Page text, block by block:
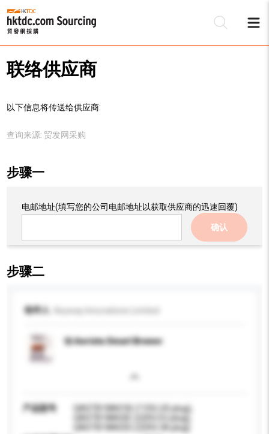
联络供应商
以下信息将传送给供应商:
查询来源: 贸发网采购
步骤一
电邮地址(填写您的公司电邮地址以获取供应商的迅速回覆)
确认
步骤二
收件人
Qi Aerista Smart Brewer
产品型号
QASTB18A01B (110V, US plug),